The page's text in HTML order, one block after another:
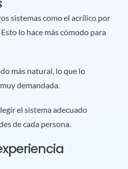
sistemas como el acrílico por
lo hace más cómodo para
más natural, lo que lo
demandada.
el sistema adecuado
de cada persona.